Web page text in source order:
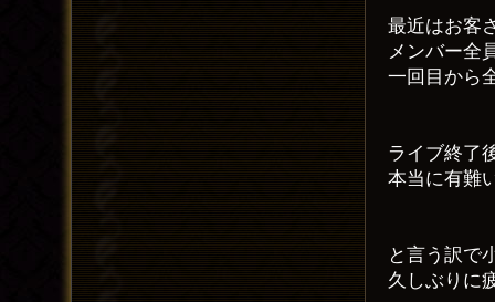
最近はお客
メンバー全
一回目から
ライブ終了
本当に有難
と言う訳で
久しぶりに